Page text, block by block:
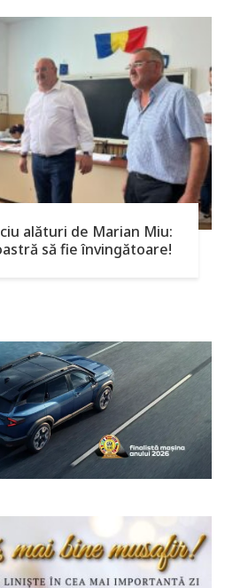
alături de Marian Miu:
să fie învingătoare!